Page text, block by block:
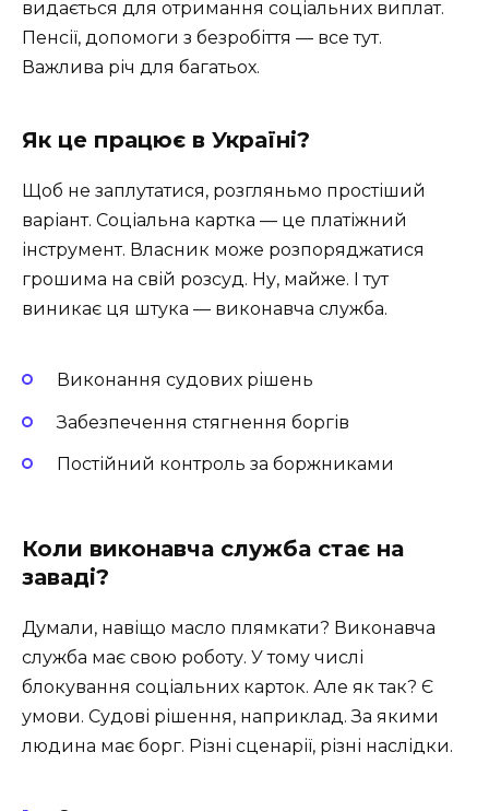
видається для отримання соціальних виплат.
Пенсії, допомоги з безробіття — все тут.
Важлива річ для багатьох.
Як це працює в Україні?
Щоб не заплутатися, розгляньмо простіший
варіант. Соціальна картка — це платіжний
інструмент. Власник може розпоряджатися
грошима на свій розсуд. Ну, майже. І тут
виникає ця штука — виконавча служба.
Виконання судових рішень
Забезпечення стягнення боргів
Постійний контроль за боржниками
Коли виконавча служба стає на
заваді?
Думали, навіщо масло плямкати? Виконавча
служба має свою роботу. У тому числі
блокування соціальних карток. Але як так? Є
умови. Судові рішення, наприклад. За якими
людина має борг. Різні сценарії, різні наслідки.